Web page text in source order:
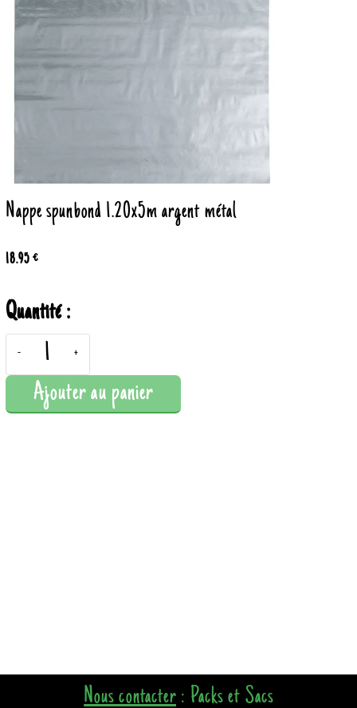
Nappe spunbond 1.20x5m argent métal
18.95 €
Quantité :
- +
Ajouter au panier
Nous contacter: Packs et Sacs